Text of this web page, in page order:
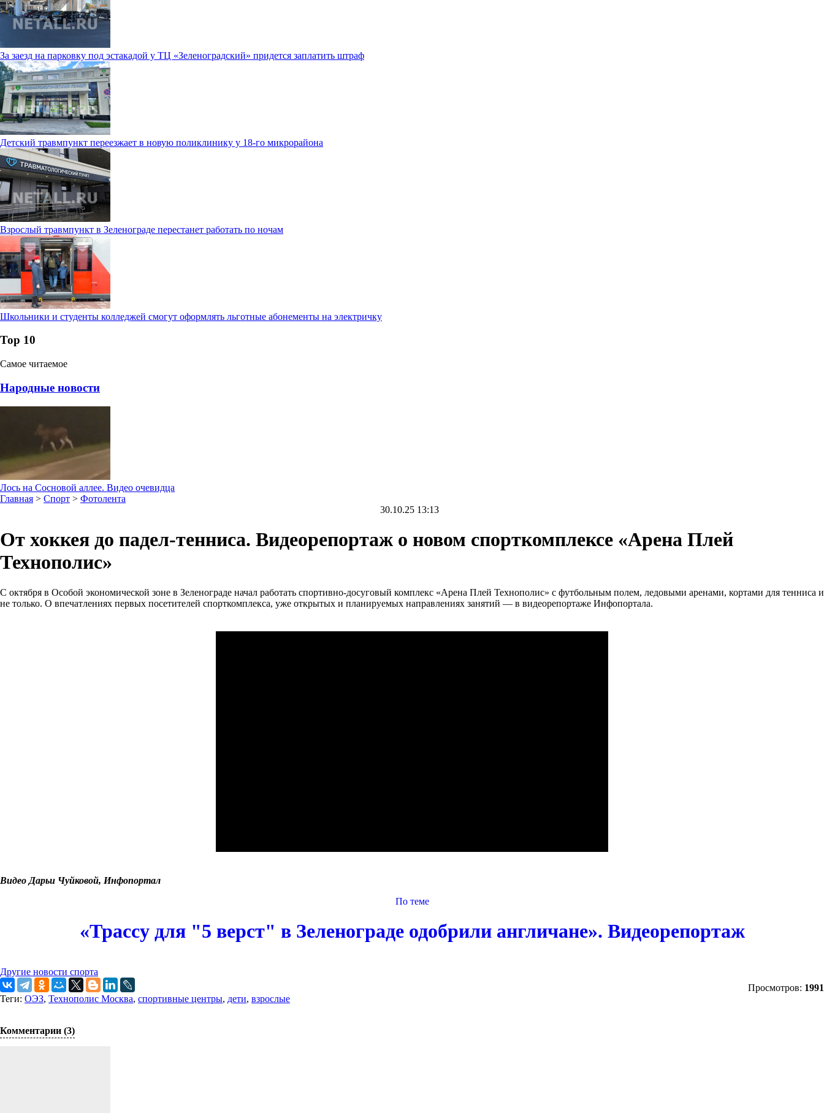
За заезд на парковку под эстакадой у ТЦ «Зеленоградский» придется заплатить штраф
Детский травмпункт переезжает в новую поликлинику у 18-го микрорайона
Взрослый травмпункт в Зеленограде перестанет работать по ночам
Школьники и студенты колледжей смогут оформлять льготные абонементы на электричку
Тор 10
Самое читаемое
Народные новости
Лось на Сосновой аллее. Видео очевидца
Главная > Спорт > Фотолента
30.10.25 13:13
От хоккея до падел-тенниса. Видеорепортаж о новом спорткомплексе «Арена Плей
Технополис»
С октября в Особой экономической зоне в Зеленограде начал работать спортивно-досуговый комплекс «Арена Плей Технополис» с футбольным полем, ледовыми аренами, кортами для тенниса и
не только. О впечатлениях первых посетителей спорткомплекса, уже открытых и планируемых направлениях занятий — в видеорепортаже Инфопортала.
Видео Дарьи Чуйковой, Инфопортал
По теме
«Трассу для "5 верст" в Зеленограде одобрили англичане». Видеорепортаж
Другие новости спорта
Просмотров: 1991
Теги: ОЭЗ, Технополис Москва, спортивные центры, дети, взрослые
Комментарии (3)